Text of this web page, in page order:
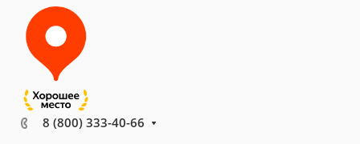
8 (800) 333-40-66